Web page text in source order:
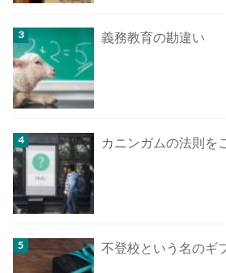
義務教育の勘違い
カニンガムの法則を
不登校という名のギ